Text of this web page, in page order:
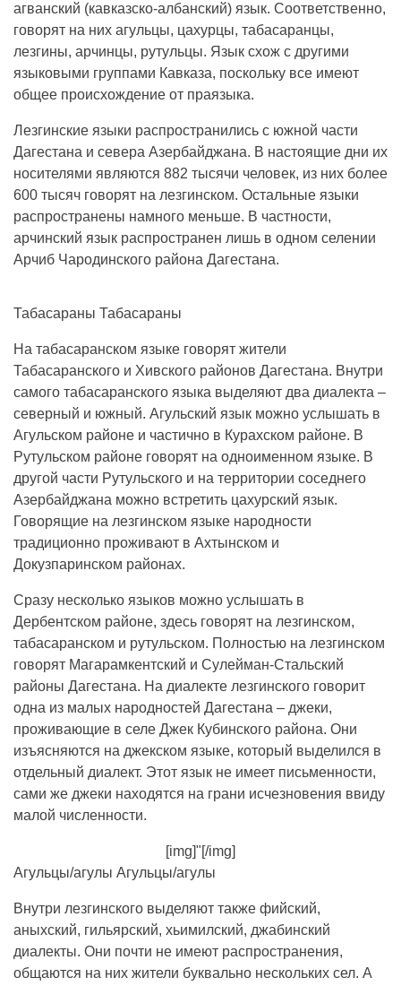
агванский (кавказско-албанский) язык. Соответственно,
говорят на них агульцы, цахурцы, табасаранцы,
лезгины, арчинцы, рутульцы. Язык схож с другими
языковыми группами Кавказа, поскольку все имеют
общее происхождение от праязыка.
Лезгинские языки распространились с южной части
Дагестана и севера Азербайджана. В настоящие дни их
носителями являются 882 тысячи человек, из них более
600 тысяч говорят на лезгинском. Остальные языки
распространены намного меньше. В частности,
арчинский язык распространен лишь в одном селении
Арчиб Чародинского района Дагестана.
Табасараны Табасараны
На табасаранском языке говорят жители
Табасаранского и Хивского районов Дагестана. Внутри
самого табасаранского языка выделяют два диалекта –
северный и южный. Агульский язык можно услышать в
Агульском районе и частично в Курахском районе. В
Рутульском районе говорят на одноименном языке. В
другой части Рутульского и на территории соседнего
Азербайджана можно встретить цахурский язык.
Говорящие на лезгинском языке народности
традиционно проживают в Ахтынском и
Докузпаринском районах.
Сразу несколько языков можно услышать в
Дербентском районе, здесь говорят на лезгинском,
табасаранском и рутульском. Полностью на лезгинском
говорят Магарамкентский и Сулейман-Стальский
районы Дагестана. На диалекте лезгинского говорит
одна из малых народностей Дагестана – джеки,
проживающие в селе Джек Кубинского района. Они
изъясняются на джекском языке, который выделился в
отдельный диалект. Этот язык не имеет письменности,
сами же джеки находятся на грани исчезновения ввиду
малой численности.
[img]"[/img]
Агульцы/агулы Агульцы/агулы
Внутри лезгинского выделяют также фийский,
аныхский, гильярский, хьимилский, джабинский
диалекты. Они почти не имеют распространения,
общаются на них жители буквально нескольких сел. А